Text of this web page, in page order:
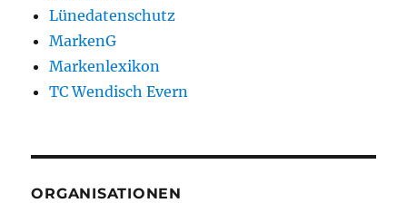
Lünedatenschutz
MarkenG
Markenlexikon
TC Wendisch Evern
ORGANISATIONEN